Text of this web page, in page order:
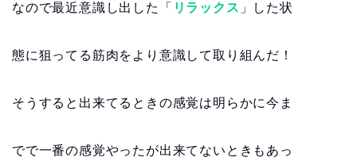
なので最近意識し出した「 リラックス 」した状
態に狙ってる筋肉をより意識して取り組んだ！
そうすると出来てるときの感覚は明らかに今ま
でで一番の感覚やったが出来てないときもあっ